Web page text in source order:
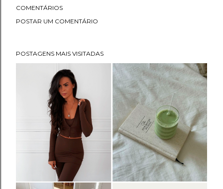
COMENTÁRIOS
POSTAR UM COMENTÁRIO
POSTAGENS MAIS VISITADAS